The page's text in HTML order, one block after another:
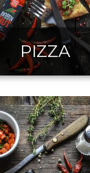
PIZZA